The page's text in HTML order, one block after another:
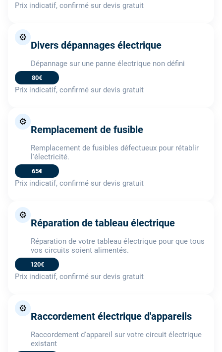
Prix indicatif, confirmé sur devis gratuit
⚙️
Divers dépannages électrique
Dépannage sur une panne électrique non défini
80€
Prix indicatif, confirmé sur devis gratuit
⚙️
Remplacement de fusible
Remplacement de fusibles défectueux pour rétablir
l'électricité.
65€
Prix indicatif, confirmé sur devis gratuit
⚙️
Réparation de tableau électrique
Réparation de votre tableau électrique pour que tous
vos circuits soient alimentés.
120€
Prix indicatif, confirmé sur devis gratuit
⚙️
Raccordement électrique d'appareils
Raccordement d'appareil sur votre circuit électrique
existant